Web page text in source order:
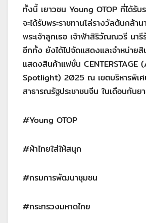
ทั้งนี้ เยาวชน Young OTOP ที่ได้รั
จะได้รับพระราชทานโล่รางวัลต้นกล้า
พระเจ้าลูกเธอ เจ้าฟ้าสิริวัณณวรี นา
อีกทั้ง ยังได้ไปจัดแสดงและจำหน่ายสิ
แสดงสินค้าแฟชั่น CENTERSTAGE
Spotlight) 2025 ณ เขตบริหารพิเ
สาธารณรัฐประชาชนจีน ในเดือนกัน
#Young OTOP
#ผ้าไทยใส่ให้สนุก
#กรมการพัฒนาชุมชน
#กระทรวงมหาดไทย